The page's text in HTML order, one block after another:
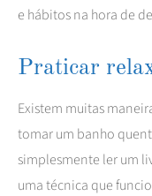
e hábitos na hora de
Praticar
Existem muitas
tomar um banho
simplesmente ler um
uma técnica que